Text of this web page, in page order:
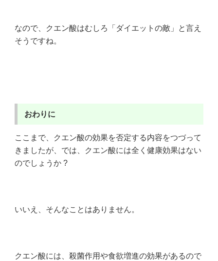
なので、クエン酸はむしろ「ダイエットの敵」と言え
そうですね。
おわりに
ここまで、クエン酸の効果を否定する内容をつづって
きましたが、では、クエン酸には全く健康効果はない
のでしょうか ?
いいえ、そんなことはありません。
クエン酸には、殺菌作用や食欲増進の効果があるので